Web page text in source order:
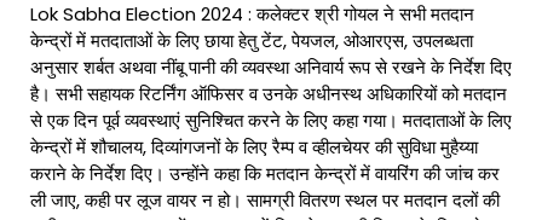
Lok Sabha Election 2024 : कलेक्टर श्री गोयल ने सभी मतदान
केन्द्रों में मतदाताओं के लिए छाया हेतु टेंट, पेयजल, ओआरएस, उपलब्धता
अनुसार शर्बत अथवा नींबू पानी की व्यवस्था अनिवार्य रूप से रखने के निर्देश दिए
है। सभी सहायक रिटर्निंग ऑफिसर व उनके अधीनस्थ अधिकारियों को मतदान
से एक दिन पूर्व व्यवस्थाएं सुनिश्चित करने के लिए कहा गया। मतदाताओं के लिए
केन्द्रों में शौचालय, दिव्यांगजनों के लिए रैम्प व व्हीलचेयर की सुविधा मुहैय्या
कराने के निर्देश दिए। उन्होंने कहा कि मतदान केन्द्रों में वायरिंग की जांच कर
ली जाए, कही पर लूज वायर न हो। सामग्री वितरण स्थल पर मतदान दलों की